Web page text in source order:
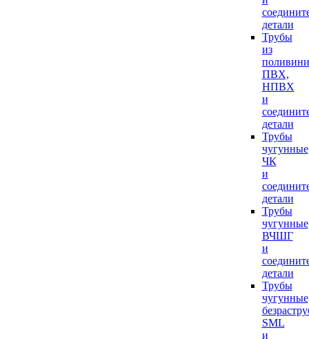
детали
Трубы
из
ПВХ,
НПВХ
и
детали
Трубы
чугунные
ЧК
и
детали
Трубы
чугунные
ВЧШГ
и
детали
Трубы
чугунные
SML
и